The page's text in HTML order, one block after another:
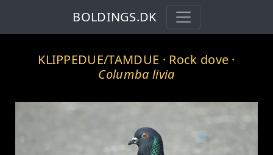
BOLDINGS.DK
KLIPPEDUE/TAMDUE · Rock dove ·
Columba livia